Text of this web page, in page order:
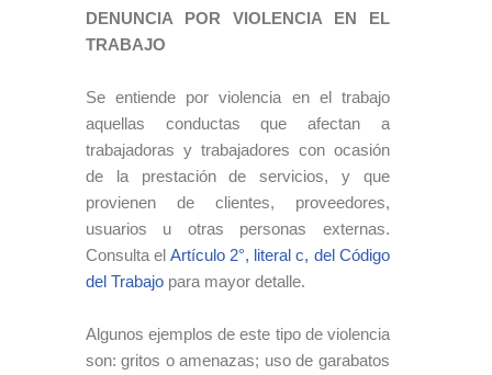
DENUNCIA POR VIOLENCIA EN EL
TRABAJO
Se entiende por violencia en el trabajo
aquellas conductas que afectan a
trabajadoras y trabajadores con ocasión
de la prestación de servicios, y que
provienen de clientes, proveedores,
usuarios u otras personas externas.
Consulta el Artículo 2°, literal c, del Código
del Trabajo para mayor detalle.
Algunos ejemplos de este tipo de violencia
son: gritos o amenazas; uso de garabatos